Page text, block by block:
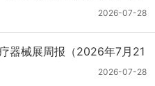
2026-07-28
器械展周报（2026年7月21
2026-07-28